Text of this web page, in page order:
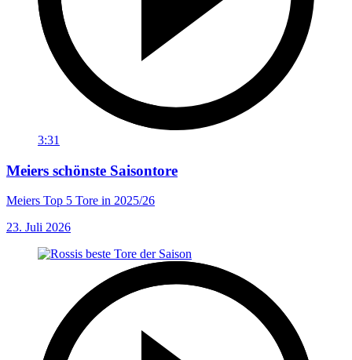
3:31
Meiers schönste Saisontore
Meiers Top 5 Tore in 2025/26
23. Juli 2026